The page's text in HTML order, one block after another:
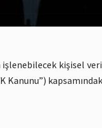
işlenebilecek kişisel
Kanunu”)